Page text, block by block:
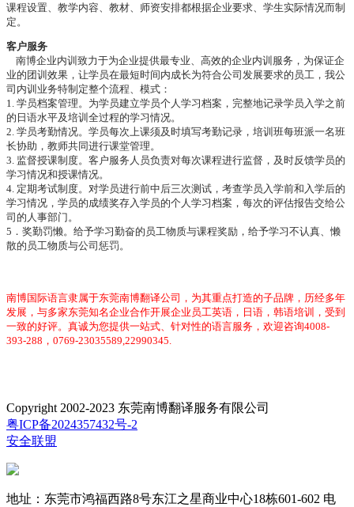
课程设置、教学内容、教材、师资安排都根据企业要求、学生实际情况而制
定。
客户服务
南博企业内训致力于为企业提供最专业、高效的企业内训服务，为保证企
业的团训效果，让学员在最短时间内成长为符合公司发展要求的员工，我公
司内训业务特制定整个流程、模式：
1. 学员档案管理。为学员建立学员个人学习档案，完整地记录学员入学之前
的日语水平及培训全过程的学习情况。
2. 学员考勤情况。学员每次上课须及时填写考勤记录，培训班每班派一名班
长协助，教师共同进行课堂管理。
3. 监督授课制度。客户服务人员负责对每次课程进行监督，及时反馈学员的
学习情况和授课情况。
4. 定期考试制度。对学员进行前中后三次测试，考查学员入学前和入学后的
学习情况，学员的成绩奖存入学员的个人学习档案，每次的评估报告交给公
司的人事部门。
5．奖勤罚懒。给予学习勤奋的员工物质与课程奖励，给予学习不认真、懒
散的员工物质与公司惩罚。
南博国际语言隶属于东莞南博翻译公司，为其重点打造的子品牌，历经多年
发展，与多家东莞知名企业合作开展企业员工英语，日语，韩语培训，受到
一致的好评。真诚为您提供一站式、针对性的语言服务，欢迎咨询4008-
393-288，0769-23035589,22990345.
Copyright 2002-2023 东莞南博翻译服务有限公司
粤ICP备2024357432号-2
安全联盟
地址：东莞市鸿福西路8号东江之星商业中心18栋601-602 电